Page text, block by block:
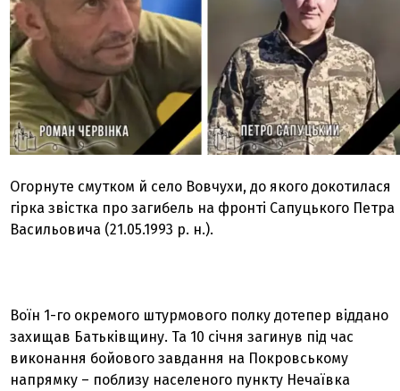
Огорнуте смутком й село Вовчухи, до якого докотилася
гірка звістка про загибель на фронті Сапуцького Петра
Васильовича (21.05.1993 р. н.).
Воїн 1-го окремого штурмового полку дотепер віддано
захищав Батьківщину. Та 10 січня загинув під час
виконання бойового завдання на Покровському
напрямку – поблизу населеного пункту Нечаївка